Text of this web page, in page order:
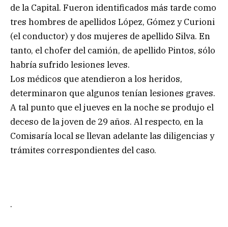
de la Capital. Fueron identificados más tarde como
tres hombres de apellidos López, Gómez y Curioni
(el conductor) y dos mujeres de apellido Silva. En
tanto, el chofer del camión, de apellido Pintos, sólo
habría sufrido lesiones leves.
Los médicos que atendieron a los heridos,
determinaron que algunos tenían lesiones graves.
A tal punto que el jueves en la noche se produjo el
deceso de la joven de 29 años. Al respecto, en la
Comisaría local se llevan adelante las diligencias y
trámites correspondientes del caso.
.